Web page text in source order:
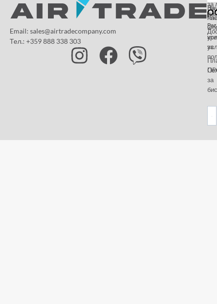
Email: sales@airtradecompany.com
Тел.: +359 888 338 303
За
нас
и
за
за
за